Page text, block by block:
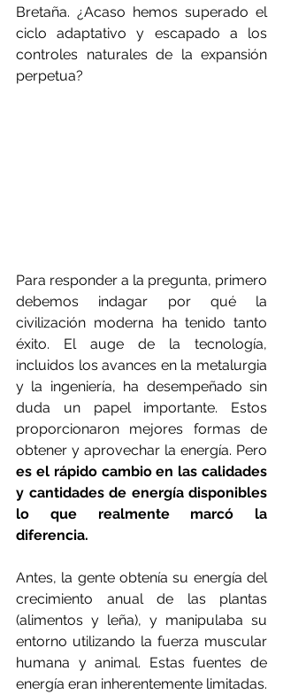
Bretaña. ¿Acaso hemos superado el
ciclo adaptativo y escapado a los
controles naturales de la expansión
perpetua?
Para responder a la pregunta, primero
debemos indagar por qué la
civilización moderna ha tenido tanto
éxito. El auge de la tecnología,
incluidos los avances en la metalurgia
y la ingeniería, ha desempeñado sin
duda un papel importante. Estos
proporcionaron mejores formas de
es el rápido cambio en las calidades
y cantidades de energía disponibles
lo que realmente marcó la
diferencia.
Antes, la gente obtenía su energía del
crecimiento anual de las plantas
(alimentos y leña), y manipulaba su
entorno utilizando la fuerza muscular
humana y animal. Estas fuentes de
energía eran inherentemente limitadas.